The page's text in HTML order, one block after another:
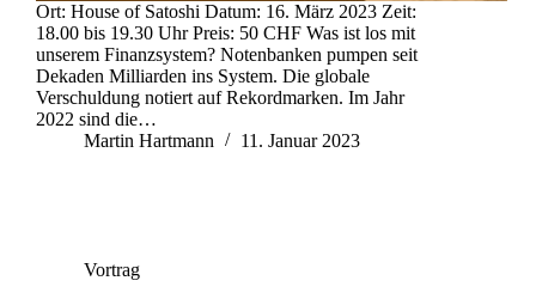
Ort: House of Satoshi Datum: 16. März 2023 Zeit:
18.00 bis 19.30 Uhr Preis: 50 CHF Was ist los mit
unserem Finanzsystem? Notenbanken pumpen seit
Dekaden Milliarden ins System. Die globale
Verschuldung notiert auf Rekordmarken. Im Jahr
2022 sind die…
Martin Hartmann
11. Januar 2023
Vortrag